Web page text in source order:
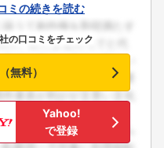
ミの続きを読む
の口コミをチェック
無料）
Yahoo!
で登録